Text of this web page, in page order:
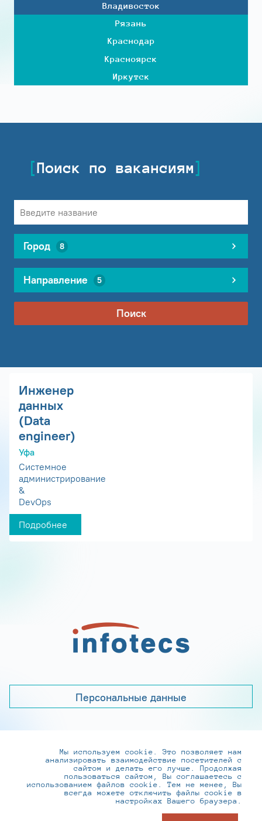
Владивосток
Рязань
Краснодар
Красноярск
Иркутск
Поиск по вакансиям
Город 8
Направление 5
Поиск
Инженер
данных
(Data
engineer)
Уфа
Системное
администрирование
&
DevOps
Подробнее
Персональные данные
+7 (495) 737-6192, 8-800-250-0-260
practice@infotecs.ru,hr@infotecs.ru
127273, г. Москва, Отрадная ул., 2Б строение 1
Мы используем cookie. Это позволяет нам
анализировать взаимодействие посетителей с
сайтом и делать его лучше. Продолжая
пользоваться сайтом, Вы соглашаетесь с
использованием файлов cookie. Тем не менее, Вы
всегда можете отключить файлы cookie в
настройках Вашего браузера.